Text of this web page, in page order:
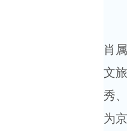
肖
文
秀
为